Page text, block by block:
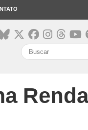
Renda